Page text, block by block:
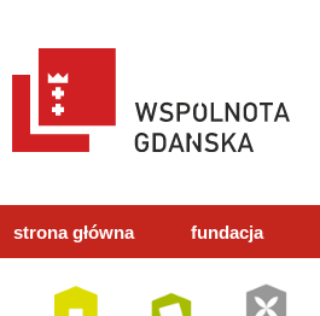
strona główna fundacja